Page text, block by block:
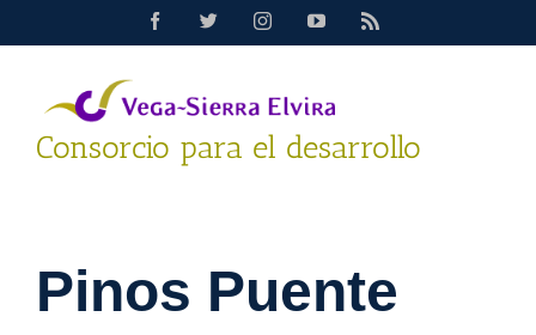
FacebookTwitterInstagramYouTubeRss
Consorcio para el desarrollo
Pinos Puente